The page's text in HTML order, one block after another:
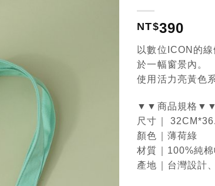
NT$390
以數位ICON的
於一幅窗景內。
使用活力亮黃色
▼▼商品規格▼▼
尺寸｜
顏色｜薄荷綠
材質｜100%純
產地｜台灣設計